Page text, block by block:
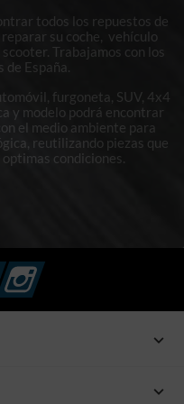
todos los repuestos de
su coche, vehículo
Trabajamos con los
de España.
furgoneta, SUV, 4x4
y modelo podrá encontrar
el medio ambiente para
reutilizando piezas que
condiciones.
YouTubeInstagram

